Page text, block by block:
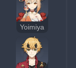
Yoimiya